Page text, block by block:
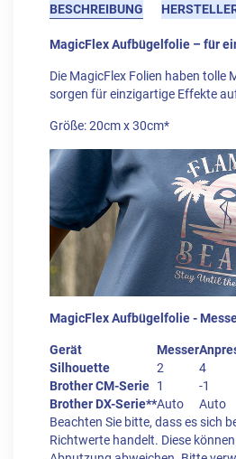
BESCHREIBUNG
MagicFlex Aufbügelfolie – für
Die MagicFlex Folien haben tolle
sorgen für einzigartige Effekte
Größe: 20cm x 30cm*
MagicFlex Aufbügelfolie -
Gerät Messer
Silhouette
2
4
Brother CM-Serie 1
-1
Brother DX-Serie**Auto
Auto
Beachten Sie bitte, dass es sich
Richtwerte handelt. Diese